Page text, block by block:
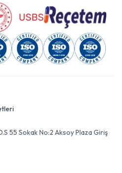
55 Sokak No:2 Aksoy Plaza Giriş